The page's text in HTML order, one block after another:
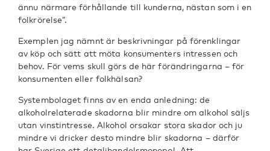
ännu närmare förhållande till kunderna, nästan som i en
folkrörelse”.
Exemplen jag nämnt är beskrivningar på förenklingar
av köp och sätt att möta konsumenters intressen och
behov. För vems skull görs de här förändringarna – för
konsumenten eller folkhälsan?
Systembolaget finns av en enda anledning: de
alkoholrelaterade skadorna blir mindre om alkohol säljs
utan vinstintresse. Alkohol orsakar stora skador och ju
mindre vi dricker desto mindre blir skadorna – därför